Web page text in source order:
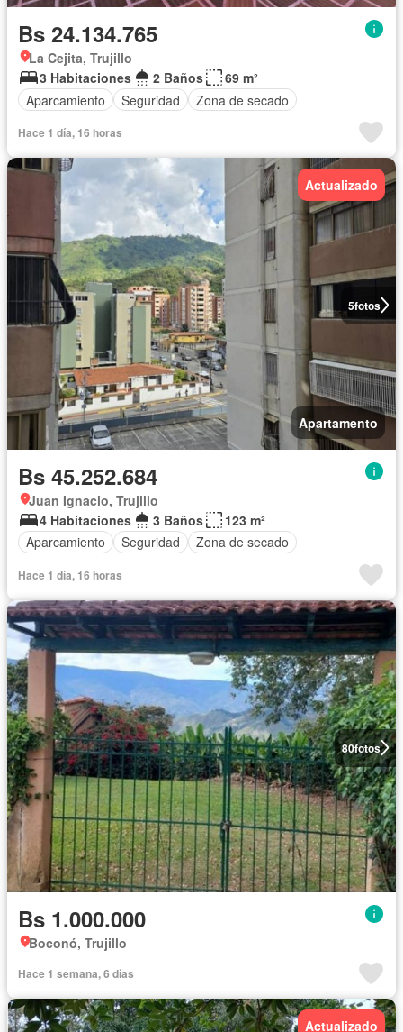
Bs 24.134.765
La Cejita, Trujillo
3 Habitaciones
2 Baños
69 m²
Aparcamiento
Seguridad Zona de secado
Hace 1 día, 16 horas
5fotos
Actualizado
Apartamento
Bs 45.252.684
Juan Ignacio, Trujillo
4 Habitaciones
3 Baños
123 m²
Aparcamiento
Seguridad Zona de secado
Hace 1 día, 16 horas
80fotos
Bs 1.000.000
Boconó, Trujillo
Hace 1 semana, 6 días
Actualizado